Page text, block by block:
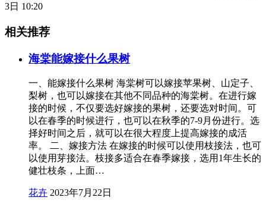
3日 10:20
相关推荐
海棠能嫁接什么果树
一、能嫁接什么果树 海棠树可以嫁接苹果树、山定子、
梨树，也可以嫁接在其他不同品种的海棠树。在进行嫁
接的时候，不仅要选好嫁接的果树，还要选对时间。可
以在春季的时候进行，也可以在秋季的7-9月份进行。选
择好时间之后，就可以在很大程度上提高嫁接的成活
率。 二、嫁接方法 在嫁接的时候可以使用枝接法，也可
以使用芽接法。枝接多适合在春季嫁接，选用1年生长的
健壮枝条，上面…
花卉 2023年7月22日